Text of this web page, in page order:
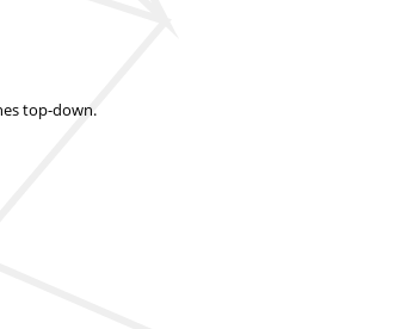
top-down.